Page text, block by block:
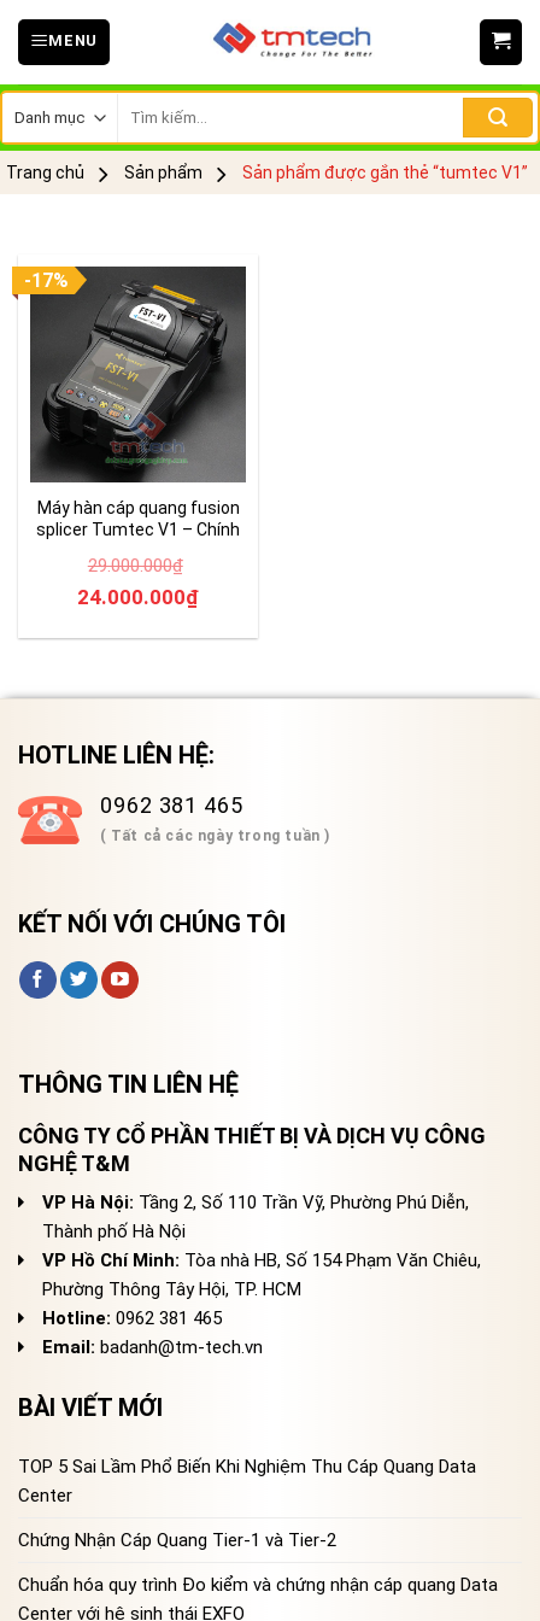
Skip
MENU
kiếm:
Trang chủ Sản phẩm Sản phẩm được gắn thẻ “tumtec V1”
-17%
Máy hàn cáp quang fusion
splicer Tumtec V1 – Chính
29.000.000₫
Original
29.000.000₫.
24.000.000₫Current
24.000.000₫.
HOTLINE LIÊN HỆ:
0962 381 465
( Tất cả các ngày trong tuần )
KẾT NỐI VỚI CHÚNG TÔI
THÔNG TIN LIÊN HỆ
CÔNG TY CỔ PHẦN THIẾT BỊ VÀ DỊCH VỤ CÔNG
NGHỆ T&M
VP Hà Nội: Tầng 2, Số 110 Trần Vỹ, Phường Phú Diễn,
Thành phố Hà Nội
VP Hồ Chí Minh: Tòa nhà HB, Số 154 Phạm Văn Chiêu,
Phường Thông Tây Hội, TP. HCM
Hotline: 0962 381 465
Email: badanh@tm-tech.vn
BÀI VIẾT MỚI
TOP 5 Sai Lầm Phổ Biến Khi Nghiệm Thu Cáp Quang Data
Center
Chứng Nhận Cáp Quang Tier-1 và Tier-2
Chuẩn hóa quy trình Đo kiểm và chứng nhận cáp quang Data
Center với hệ sinh thái EXFO